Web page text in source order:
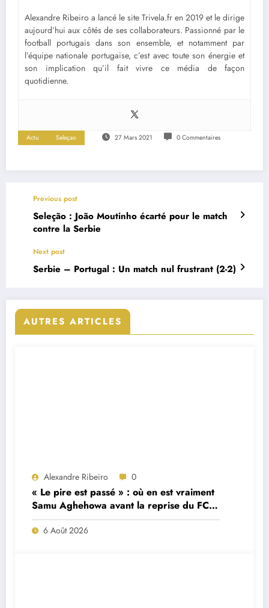
Alexandre Ribeiro a lancé le site Trivela.fr en 2019 et le dirige
aujourd’hui aux côtés de ses collaborateurs. Passionné par le
football portugais dans son ensemble, et notamment par
l’équipe nationale portugaise, c’est avec toute son énergie et
son implication qu’il fait vivre ce média de façon
quotidienne.
Actu Seleçao 27 Mars 2021 0 Commentaires
Previous post
Seleção : João Moutinho écarté pour le match
contre la Serbie
Next post
Serbie – Portugal : Un match nul frustrant (2-2)
AUTRES ARTICLES
Alexandre Ribeiro 0
« Le pire est passé » : où en est vraiment
Samu Aghehowa avant la reprise du FC
Porto ?
6 Août 2026